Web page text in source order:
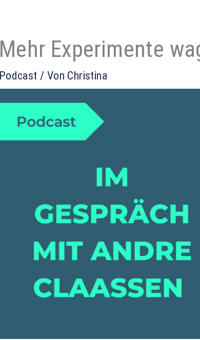
Mehr Experimente
Podcast / Von Christina